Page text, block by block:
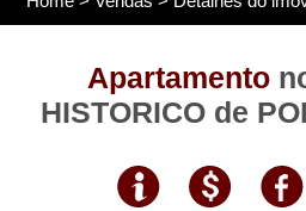
Apartamento
HISTORICO de